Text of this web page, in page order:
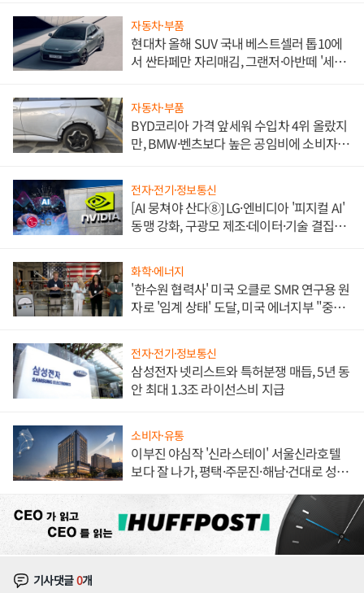
자동차·부품
현대차 올해 SUV 국내 베스트셀러 톱10에
서 싼타페만 자리매김, 그랜저·아반떼 '세단
자동차·부품
BYD코리아 가격 앞세워 수입차 4위 올랐지
만, BMW·벤츠보다 높은 공임비에 소비자
전자·전기·정보통신
[AI 뭉쳐야 산다⑧] LG·엔비디아 '피지컬 AI'
동맹 강화, 구광모 제조·데이터·기술 결집
화학·에너지
'한수원 협력사' 미국 오클로 SMR 연구용 원
자로 '임계 상태' 도달, 미국 에너지부 "중요
전자·전기·정보통신
삼성전자 넷리스트와 특허분쟁 매듭, 5년 동
안 최대 1.3조 라이선스비 지급
소비자·유통
이부진 야심작 '신라스테이' 서울신라호텔
보다 잘 나가, 평택·주문진·해남·건대로 성
기사댓글0개